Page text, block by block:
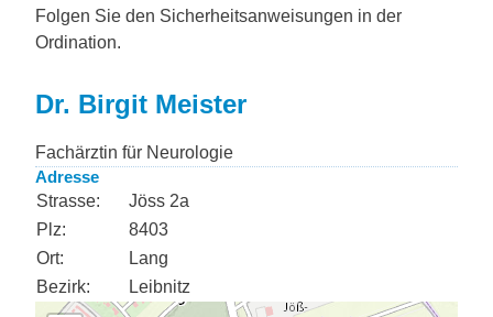
Folgen Sie den Sicherheitsanweisungen in der
Ordination.
Dr. Birgit Meister
Fachärztin für Neurologie
Adresse
Strasse:
Jöss 2a
Plz:
8403
Ort:
Lang
Bezirk:
Leibnitz